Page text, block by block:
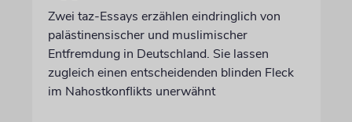
Zwei taz-Essays erzählen eindringlich von
palästinensischer und muslimischer
Entfremdung in Deutschland. Sie lassen
zugleich einen entscheidenden blinden Fleck
im Nahostkonflikts unerwähnt